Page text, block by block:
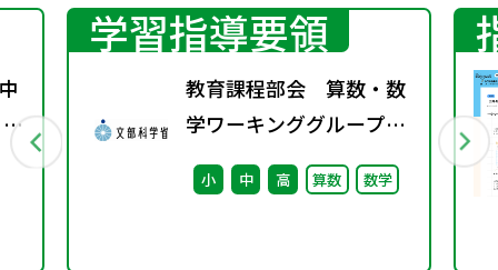
学習指導要領
教育課程部会 算数・数
学ワーキンググループ
（第10回） 配付資料
小 中 高 算数 数学